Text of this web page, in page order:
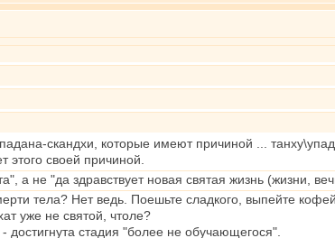
скандхи, которые имеют причиной ...
этого своей причиной.
а не "да здравствует новая святая жизнь (жизни,
тела? Нет ведь. Поешьте сладкого, выпейте
уже не святой, чтоле?
стадия "более не обучающегося".